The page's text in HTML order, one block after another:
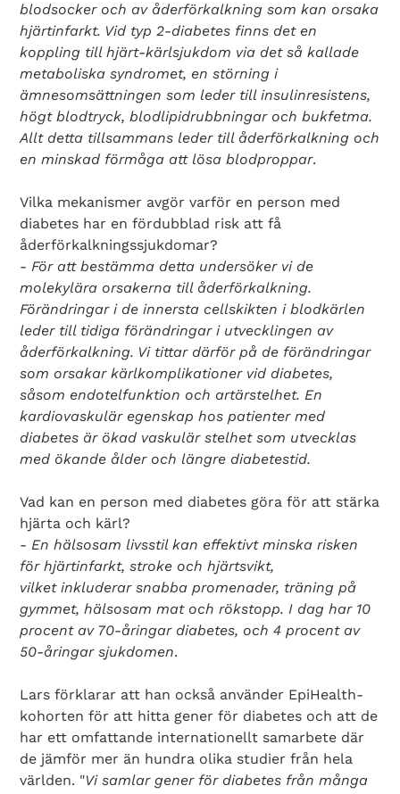
blodsocker och av åderförkalkning som kan orsaka
hjärtinfarkt. Vid typ 2-diabetes finns det en
koppling till hjärt-kärlsjukdom via det så kallade
metaboliska syndromet, en störning i
ämnesomsättningen som leder till insulinresistens,
högt blodtryck, blodlipidrubbningar och bukfetma.
Allt detta tillsammans leder till åderförkalkning och
en minskad förmåga att lösa blodproppar.
Vilka mekanismer avgör varför en person med
diabetes har en fördubblad risk att få
åderförkalkningssjukdomar?
-För att bestämma detta undersöker vi de
molekylära orsakerna till åderförkalkning.
Förändringar i de innersta cellskikten i blodkärlen
leder till tidiga förändringar i utvecklingen av
åderförkalkning. Vi tittar därför på de förändringar
som orsakar kärlkomplikationer vid diabetes,
såsom endotelfunktion och artärstelhet. En
kardiovaskulär egenskap hos patienter med
diabetes är ökad vaskulär stelhet som utvecklas
med ökande ålder och längre diabetestid.
Vad kan en person med diabetes göra för att stärka
hjärta och kärl?
-En hälsosam livsstil kan effektivt minska risken
för hjärtinfarkt, stroke och hjärtsvikt,
vilketinkluderar snabba promenader, träning på
gymmet, hälsosam mat och rökstopp. I dag har 10
procent av 70-åringar diabetes, och 4 procent av
50-åringar sjukdomen.
Lars förklarar att han också använder EpiHealth-
kohorten för att hitta gener för diabetes och att de
har ett omfattande internationellt samarbete där
de jämför mer än hundra olika studier från hela
världen. "Vi samlar gener för diabetes från många